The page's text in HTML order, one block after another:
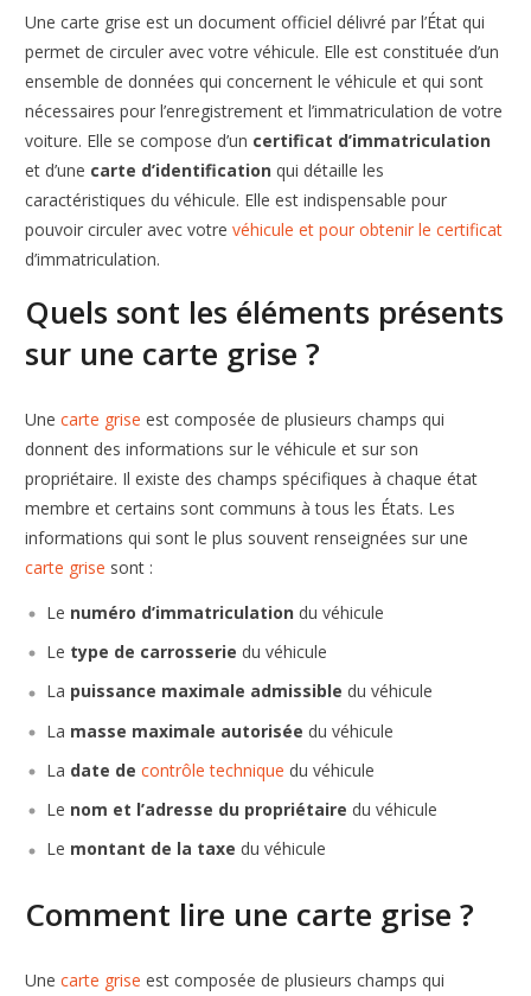
Une carte grise est un document officiel délivré par l’État qui
permet de circuler avec votre véhicule. Elle est constituée d’un
ensemble de données qui concernent le véhicule et qui sont
nécessaires pour l’enregistrement et l’immatriculation de votre
voiture. Elle se compose d’un certificat d’immatriculation
et d’une carte d’identification qui détaille les
caractéristiques du véhicule. Elle est indispensable pour
pouvoir circuler avec votrevéhicule et pour obtenir le certificat
d’immatriculation.
Quels sont les éléments présents
sur une carte grise ?
Unecarte grise est composée de plusieurs champs qui
donnent des informations sur le véhicule et sur son
propriétaire. Il existe des champs spécifiques à chaque état
membre et certains sont communs à tous les États. Les
informations qui sont le plus souvent renseignées sur une
carte grise sont :
Le numéro d’immatriculation du véhicule
Le type de carrosserie du véhicule
La puissance maximale admissible du véhicule
La masse maximale autorisée du véhicule
La date decontrôle technique du véhicule
Le nom et l’adresse du propriétaire du véhicule
Le montant de la taxe du véhicule
Comment lire une carte grise ?
Unecarte grise est composée de plusieurs champs qui